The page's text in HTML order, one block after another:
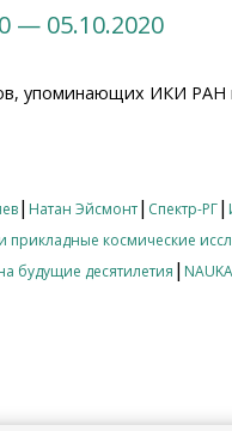
— 05.10.2020
упоминающих ИКИ РАН
| Натан Эйсмонт| Спектр-РГ|
космические
будущие десятилетия |